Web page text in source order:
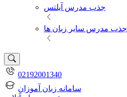
جذب مدرس آیلتس
جذب مدرس سایر زبان ها
02192001340
سامانه زبان آموزان